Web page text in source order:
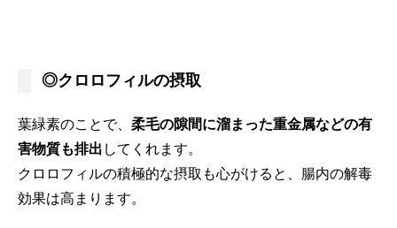
◎クロロフィルの摂取
葉緑素のことで、 柔毛の隙間に溜まった重金属などの有
害物質も排出 してくれます。
クロロフィルの積極的な摂取も心がけると、腸内の解毒
効果は高まります。